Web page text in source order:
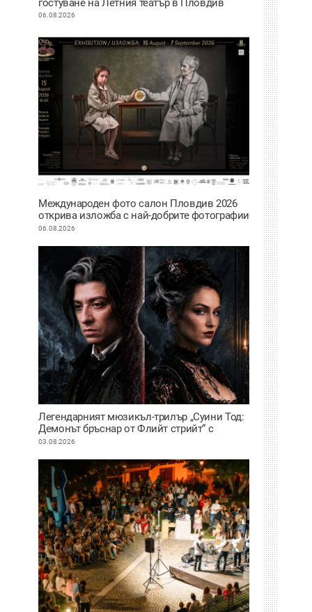
гостуване на Летния театър в Пловдив
06.08.2026
Международен фото салон Пловдив 2026
открива изложба с най-добрите фотографии
от тазгодишното издание
06.08.2026
Легендарният мюзикъл-трилър „Суини Тод:
Демонът бръснар от Флийт стрийт“ с
премиера на сцената на Античния театър в
03.08.2026